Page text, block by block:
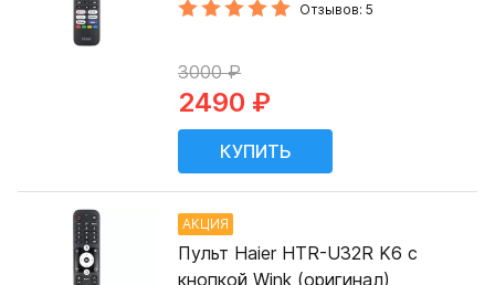
Отзывов: 5
3000 ₽
2490 ₽
АКЦИЯ
Пульт Haier HTR-U32R K6 с
кнопкой Wink (оригинал)